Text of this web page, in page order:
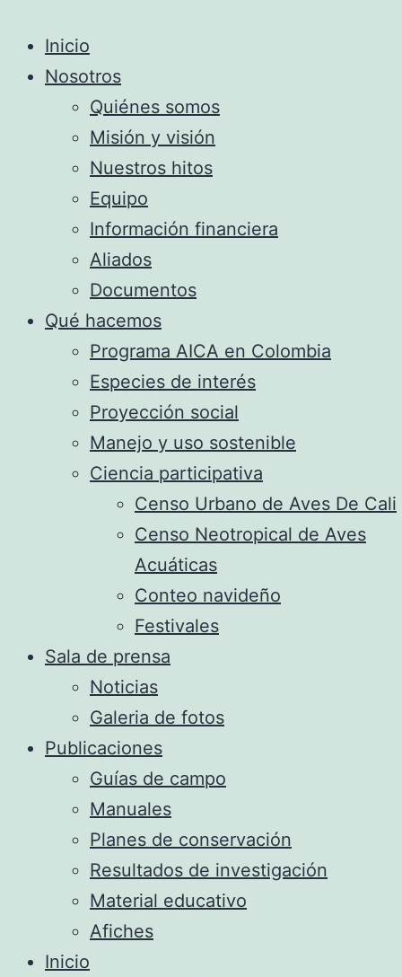
Inicio
Nosotros
Quiénes somos
Misión y visión
Nuestros hitos
Equipo
Información financiera
Aliados
Documentos
Qué hacemos
Programa AICA en Colombia
Especies de interés
Proyección social
Manejo y uso sostenible
Ciencia participativa
Censo Urbano de Aves De Cali
Censo Neotropical de Aves
Acuáticas
Conteo navideño
Festivales
Sala de prensa
Noticias
Galeria de fotos
Publicaciones
Guías de campo
Manuales
Planes de conservación
Resultados de investigación
Material educativo
Afiches
Inicio